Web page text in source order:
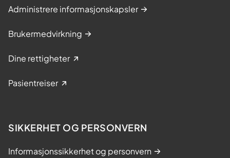
Administrere informasjonskapsler
Brukermedvirkning
Dine rettigheter
Pasientreiser
SIKKERHET OG PERSONVERN
Informasjonssikkerhet og personvern